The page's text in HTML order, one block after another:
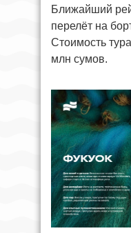
Ближайший
перелёт на
Стоимость
млн сумов.